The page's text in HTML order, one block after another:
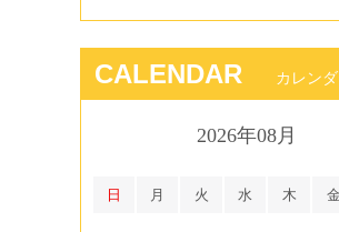
CALENDAR カレン
2026年08月
日 月 火 水 木 金